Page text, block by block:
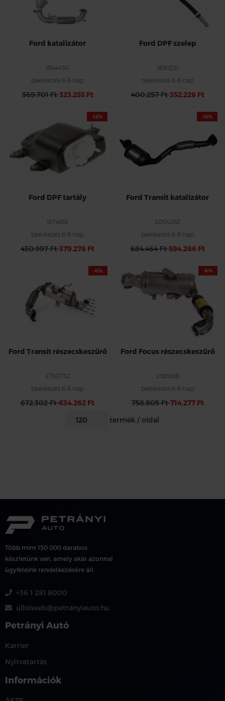
Ford katalizátor
1944450
beérkezés 6-8 nap
369.701 Ft323.255 Ft
Ford DPF szelep
1890231
beérkezés 6-8 nap
400.257 Ft352.226 Ft
-12%
Ford DPF tartály
1674614
beérkezés 6-8 nap
430.997 Ft379.278 Ft
-13%
Ford Transit katalizátor
2004262
beérkezés 6-8 nap
684.464 Ft594.266 Ft
-6%
Ford Transit részecskeszűrő
2760732
beérkezés 6-8 nap
672.302 Ft634.262 Ft
-6%
Ford Focus részecskeszűrő
2383638
beérkezés 6-8 nap
758.805 Ft714.277 Ft
termék / oldal
Több mint 150 000 darabos
készletünk van, amely akár azonnal
ügyfeleink rendelkezésére áll.
+36 1 281 8000
ulloiweb@petranyiauto.hu
Petrányi Autó
Karrier
Nyitvatartás
Információk